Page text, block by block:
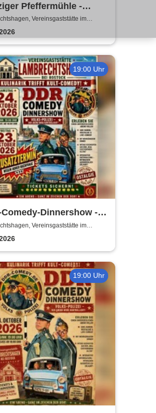
Pfeffermühle -
mit BissVereinsgaststätte im
Lambrechtshagen
19:00 Uhr
Comedy-Dinnershow -
Vereinsgaststätte im
Lambrechtshagen
19:00 Uhr